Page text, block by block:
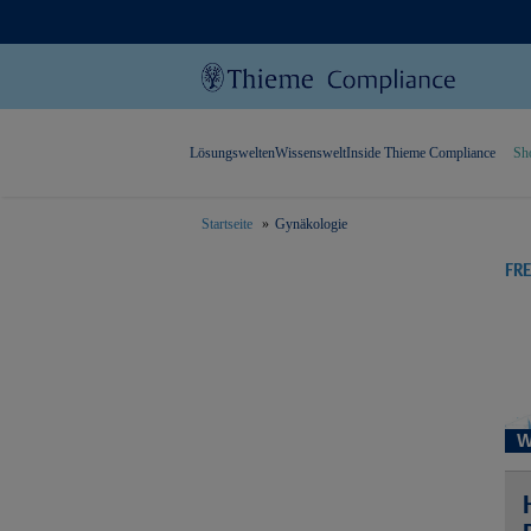
LösungsweltenWissensweltInside Thieme Compliance
Startseite Gynäkologie